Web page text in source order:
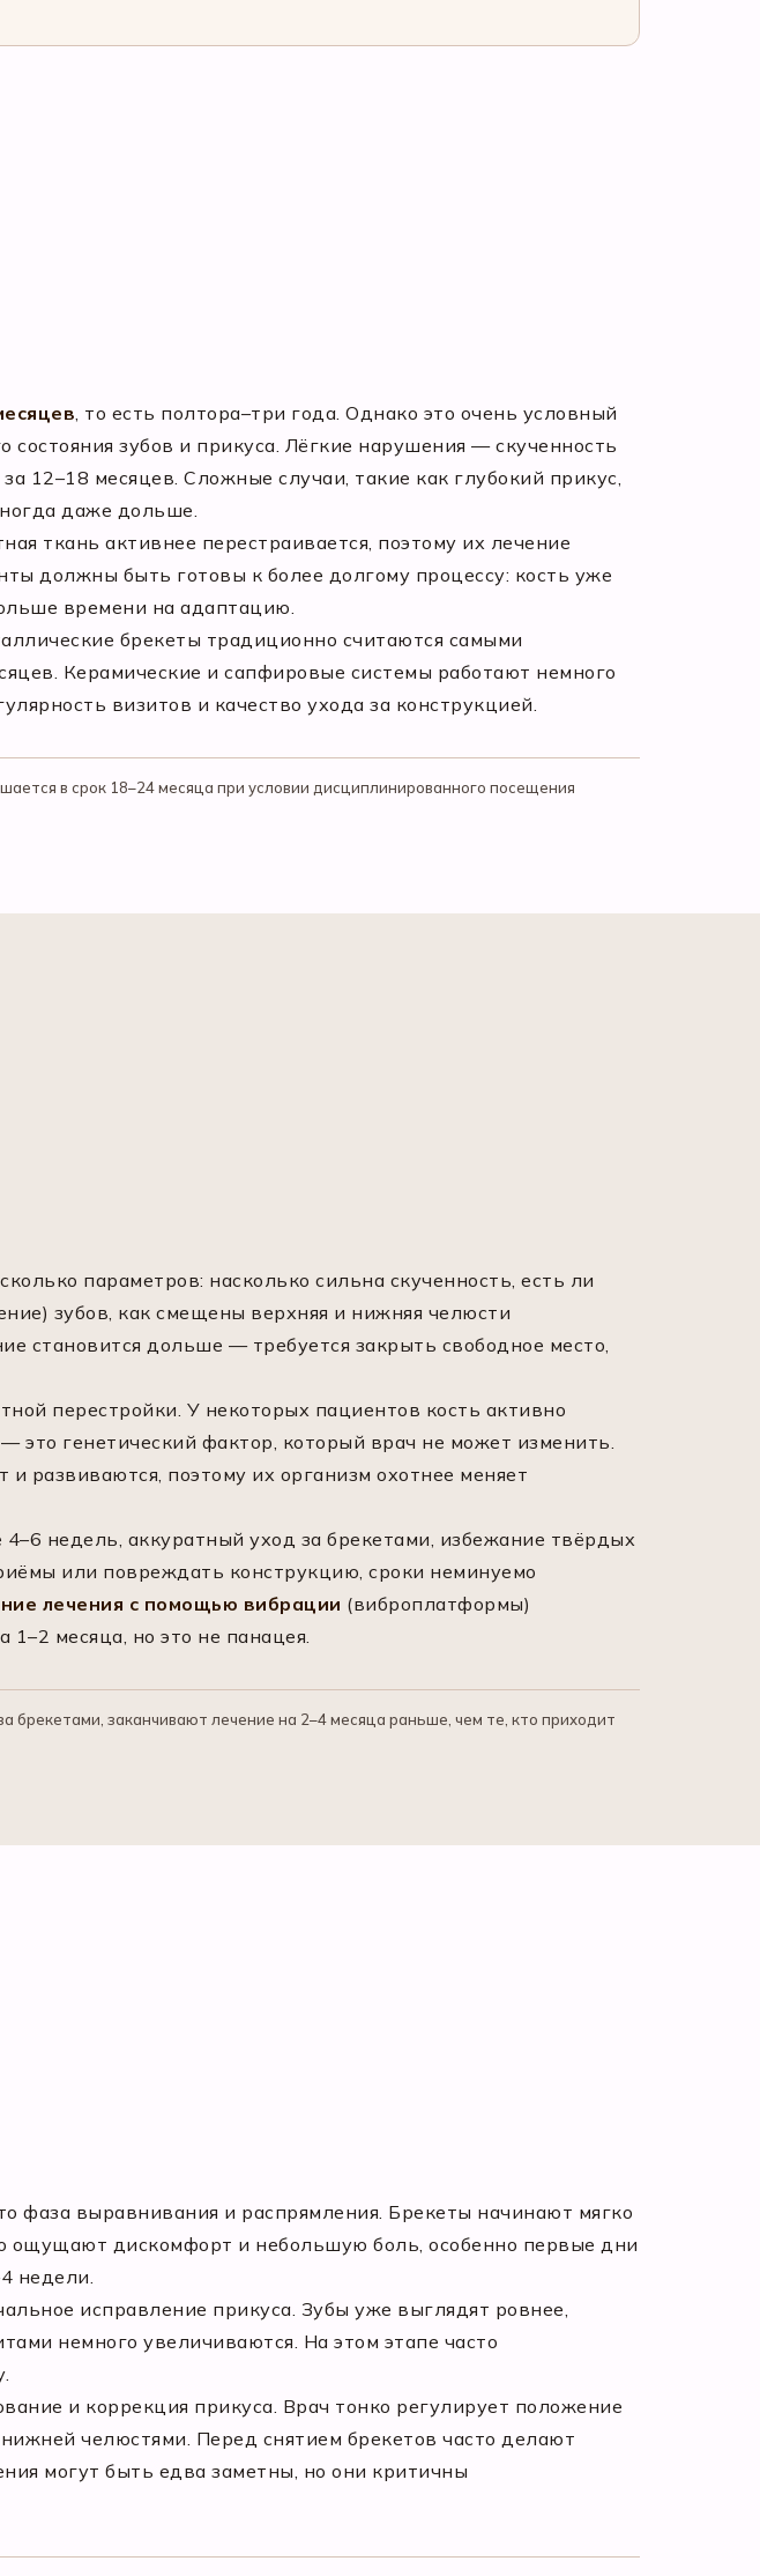
, то есть полтора–три года. Однако это очень условный
зубов и прикуса. Лёгкие нарушения — скученность
12–18 месяцев. Сложные случаи, такие как глубокий прикус,
даже дольше.
ткань активнее перестраивается, поэтому их лечение
должны быть готовы к более долгому процессу: кость уже
времени на адаптацию.
брекеты традиционно считаются самыми
Керамические и сапфировые системы работают немного
визитов и качество ухода за конструкцией.
в срок 18–24 месяца при условии дисциплинированного посещения
параметров: насколько сильна скученность, есть ли
зубов, как смещены верхняя и нижняя челюсти
становится дольше — требуется закрыть свободное место,
перестройки. У некоторых пациентов кость активно
это генетический фактор, который врач не может изменить.
развиваются, поэтому их организм охотнее меняет
недель, аккуратный уход за брекетами, избежание твёрдых
или повреждать конструкцию, сроки неминуемо
лечения с помощью вибрации (виброплатформы)
месяца, но это не панацея.
заканчивают лечение на 2–4 месяца раньше, чем те, кто приходит
фаза выравнивания и распрямления. Брекеты начинают мягко
ощущают дискомфорт и небольшую боль, особенно первые дни
недели.
исправление прикуса. Зубы уже выглядят ровнее,
немного увеличиваются. На этом этапе часто
и коррекция прикуса. Врач тонко регулирует положение
челюстями. Перед снятием брекетов часто делают
могут быть едва заметны, но они критичны